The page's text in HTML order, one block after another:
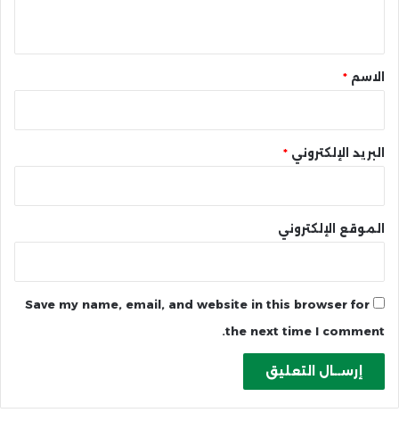
* الاسم *
البريد الإلكتروني *
الموقع الإلكتروني
Save my name, email, and website in this browser for
the next time I comment.